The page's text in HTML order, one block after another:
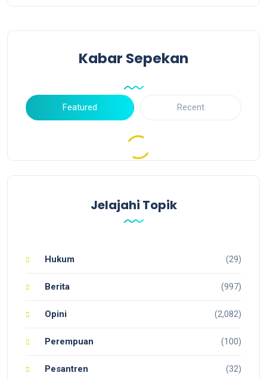
Kabar Sepekan
Featured Recent
Jelajahi Topik
Hukum (29)
Berita (997)
Opini (2,082)
Perempuan (100)
Pesantren (32)